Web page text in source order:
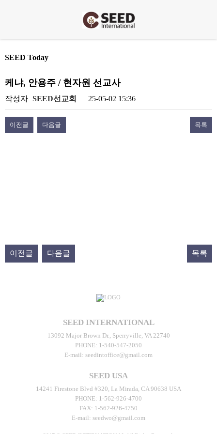
SEED Today
케냐, 안용주 / 현자원 선교사
작성자 SEED선교회 25-05-02 15:36
이전글 다음글 목록
이전글 다음글 목록
SEED INTERNATIONAL
13092 Major Brown Dr., Sperryville, VA 22740
PHONE: 1-540-547-2050
E-mail: seedintoffice@gmail.com
SEED USA
14241 Firestone Blvd #320, La Mirada, CA 90638 USA
PHONE: 1-562-926-4700
FAX: 1-562-926-4750
E-mail: seedwo@gmail.com